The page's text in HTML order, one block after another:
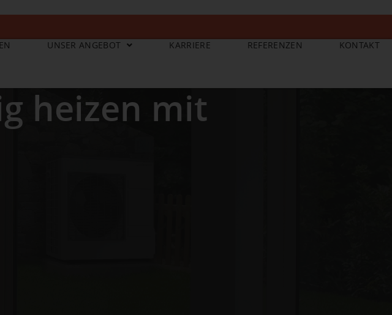
UNSER ANGEBOT KARRIERE REFERENZEN KONTAKT
heizen mit